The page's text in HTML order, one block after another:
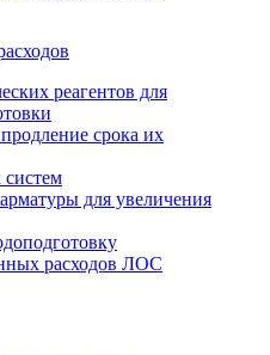
реагентов для
срока их
для увеличения
расходов ЛОС